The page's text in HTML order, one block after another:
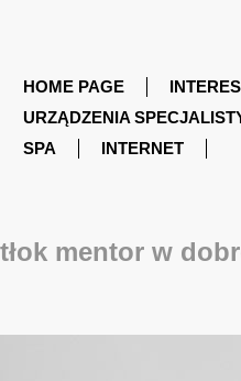
HOME PAGE INTERES
URZĄDZENIA
SPA
INTERNET
tłok mentor w